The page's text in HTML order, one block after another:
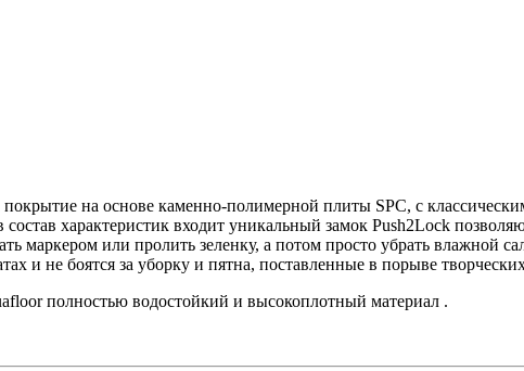
на основе каменно-полимерной плиты SPC, с
характеристик входит уникальный замок Push2Lock
маркером или пролить зеленку, а потом просто убрать влажной
и не боятся за уборку и пятна, поставленные в порыве
полностью водостойкий и высокоплотный материал .